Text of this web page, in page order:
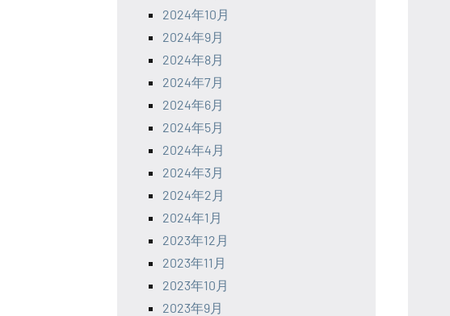
2024年10月
2024年9月
2024年8月
2024年7月
2024年6月
2024年5月
2024年4月
2024年3月
2024年2月
2024年1月
2023年12月
2023年11月
2023年10月
2023年9月